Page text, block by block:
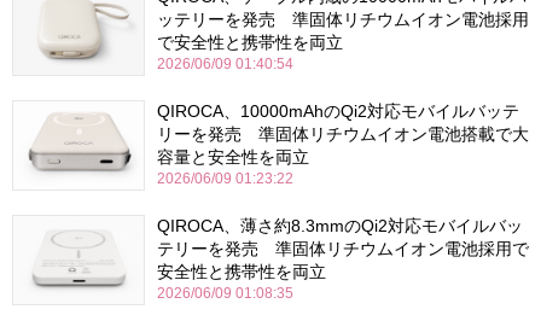
ッテリーを発売 準固体リチウムイオン電池採用
で安全性と携帯性を両立
2026/06/09 01:40:54
QIROCA、10000mAhのQi2対応モバイルバッテ
リーを発売 準固体リチウムイオン電池搭載で大
容量と安全性を両立
2026/06/09 01:23:22
QIROCA、薄さ約8.3mmのQi2対応モバイルバッ
テリーを発売 準固体リチウムイオン電池採用で
安全性と携帯性を両立
2026/06/09 01:08:35